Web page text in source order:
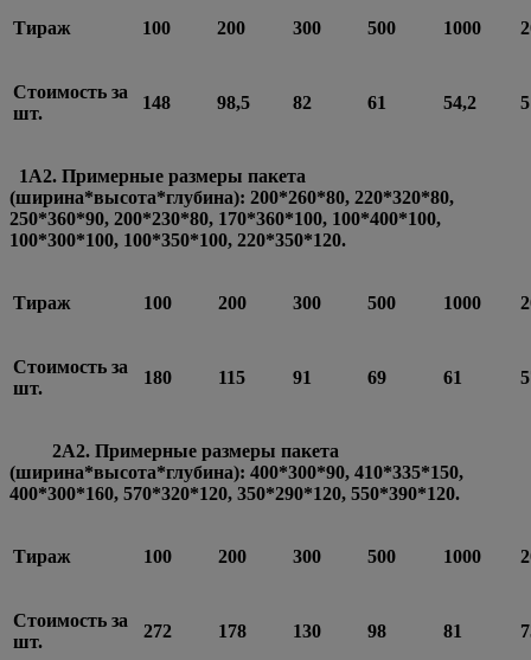
Тираж 100 200 300 500 1000
Стоимость за
шт.
148 98,5 82 61 54,2
1А2. Примерные размеры пакета
(ширина*высота*глубина): 200*260*80, 220*320*80,
250*360*90, 200*230*80, 170*360*100, 100*400*100,
100*300*100, 100*350*100, 220*350*120.
Тираж 100 200 300 500 1000
Стоимость за
шт.
180 115 91 69 61
2А2. Примерные размеры пакета
(ширина*высота*глубина): 400*300*90, 410*335*150,
400*300*160, 570*320*120, 350*290*120, 550*390*120.
Тираж 100 200 300 500 1000
Стоимость за
шт.
272 178 130 98 81